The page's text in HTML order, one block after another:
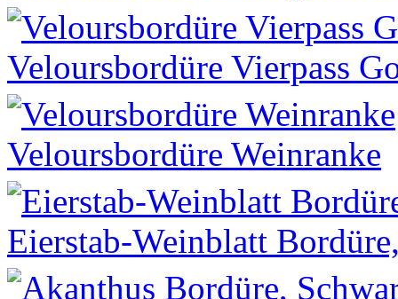
Veloursbordüre Vierpass
Veloursbordüre Weinranke
Eierstab-Weinblatt